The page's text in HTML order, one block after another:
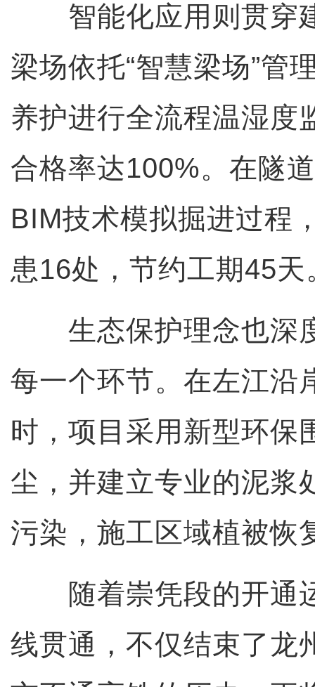
智能化应用则贯穿
梁场依托“智慧梁场”管
养护进行全流程温湿度
合格率达100%。在隧
BIM技术模拟掘进过程
患16处，节约工期45天
生态保护理念也深
每一个环节。在左江沿
时，项目采用新型环保
尘，并建立专业的泥浆
污染，施工区域植被恢
随着崇凭段的开通
线贯通，不仅结束了龙